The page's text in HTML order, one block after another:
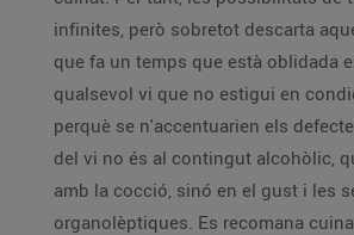
infinites, però sobretot descarta
que fa un temps que està oblidada
qualsevol vi que no estigui en
perquè se n'accentuarien els
del vi no és al contingut alcohòlic,
amb la cocció, sinó en el gust i les
organolèptiques. Es recomana